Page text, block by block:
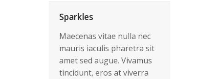
Sparkles
Maecenas vitae nulla nec
mauris iaculis pharetra sit
amet sed augue. Vivamus
tincidunt, eros at viverra